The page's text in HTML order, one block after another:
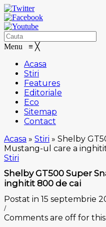
Menu ≡ ╳
Acasa
Stiri
Features
Editoriale
Eco
Sitemap
Contact
Acasa » Stiri » Shelby
Mustang-ul care a
Stiri
Shelby GT500 Super
inghitit 800 de cai
Postat in 15 septembrie
/
Comments are off for